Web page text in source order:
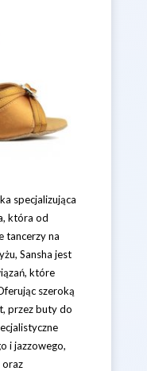
specjalizująca
która od
tancerzy na
Sansha jest
które
szeroką
przez buty do
i jazzowego,
oraz